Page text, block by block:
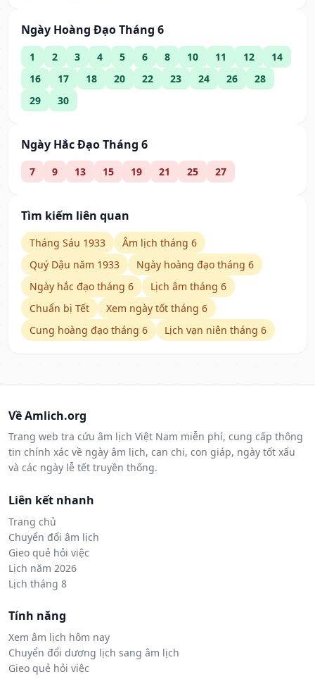
Ngày Hoàng Đạo Tháng 6
1 2 3 4 5 6 8 10 11 12
14
16
17 18 20 22 23 24 26
28
29
30
Ngày Hắc Đạo Tháng 6
7 9 13 15 19 21 25 27
Tìm kiếm liên quan
Tháng Sáu 1933
Âm lịch tháng 6
Quý Dậu năm 1933
Ngày hoàng đạo tháng 6
Ngày hắc đạo tháng 6
Lịch âm tháng 6
Chuẩn bị Tết
Xem ngày tốt tháng 6
Cung hoàng đạo tháng 6
Lịch vạn niên tháng 6
Về Amlich.org
Trang web tra cứu âm lịch Việt Nam miễn phí, cung cấp thông
tin chính xác về ngày âm lịch, can chi, con giáp, ngày tốt xấu
và các ngày lễ tết truyền thống.
Liên kết nhanh
Trang chủ
Chuyển đổi âm lịch
Gieo quẻ hỏi việc
Lịch năm 2026
Lịch tháng 8
Tính năng
Xem âm lịch hôm nay
Chuyển đổi dương lịch sang âm lịch
Gieo quẻ hỏi việc